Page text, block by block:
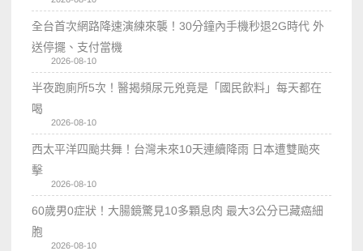
全台首次網路降速演練來襲！30分鐘內手機秒退2G時代 外
送停擺、支付當機
2026-08-10
半夜跑廁所5次！醫揭頻尿元兇竟是「國民飲料」每天都在
喝
2026-08-10
西太平洋四颱共舞！台灣未來10天連續降雨 日本遭雙颱夾
擊
2026-08-10
60歲男0症狀！大腸鏡驚見10多顆息肉 最大3公分已藏癌細
胞
2026-08-10